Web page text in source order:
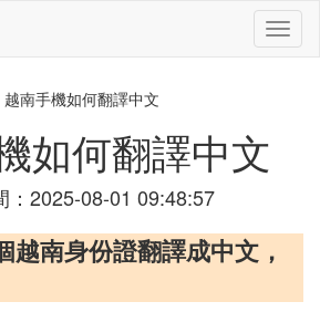
切
換
越南手機如何翻譯中文
如何翻譯中文
：2025-08-01 09:48:57
南身份證翻譯成中文，